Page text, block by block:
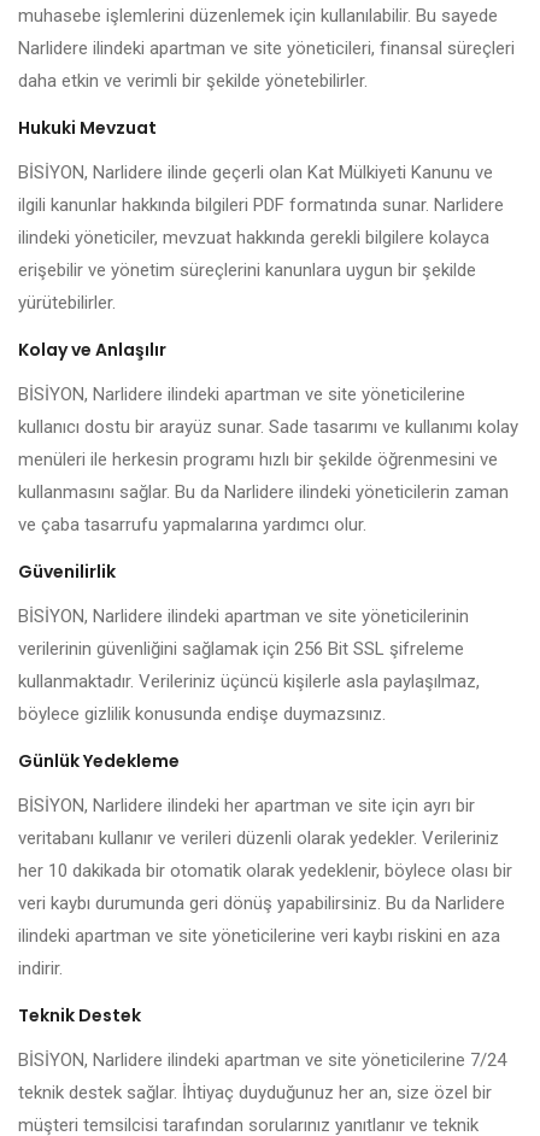
muhasebe işlemlerini düzenlemek için kullanılabilir. Bu sayede
Narlidere ilindeki apartman ve site yöneticileri, finansal süreçleri
daha etkin ve verimli bir şekilde yönetebilirler.
Hukuki Mevzuat
BİSİYON, Narlidere ilinde geçerli olan Kat Mülkiyeti Kanunu ve
ilgili kanunlar hakkında bilgileri PDF formatında sunar. Narlidere
ilindeki yöneticiler, mevzuat hakkında gerekli bilgilere kolayca
erişebilir ve yönetim süreçlerini kanunlara uygun bir şekilde
yürütebilirler.
Kolay ve Anlaşılır
BİSİYON, Narlidere ilindeki apartman ve site yöneticilerine
kullanıcı dostu bir arayüz sunar. Sade tasarımı ve kullanımı kolay
menüleri ile herkesin programı hızlı bir şekilde öğrenmesini ve
kullanmasını sağlar. Bu da Narlidere ilindeki yöneticilerin zaman
ve çaba tasarrufu yapmalarına yardımcı olur.
Güvenilirlik
BİSİYON, Narlidere ilindeki apartman ve site yöneticilerinin
verilerinin güvenliğini sağlamak için 256 Bit SSL şifreleme
kullanmaktadır. Verileriniz üçüncü kişilerle asla paylaşılmaz,
böylece gizlilik konusunda endişe duymazsınız.
Günlük Yedekleme
BİSİYON, Narlidere ilindeki her apartman ve site için ayrı bir
veritabanı kullanır ve verileri düzenli olarak yedekler. Verileriniz
her 10 dakikada bir otomatik olarak yedeklenir, böylece olası bir
veri kaybı durumunda geri dönüş yapabilirsiniz. Bu da Narlidere
ilindeki apartman ve site yöneticilerine veri kaybı riskini en aza
indirir.
Teknik Destek
BİSİYON, Narlidere ilindeki apartman ve site yöneticilerine 7/24
teknik destek sağlar. İhtiyaç duyduğunuz her an, size özel bir
müşteri temsilcisi tarafından sorularınız yanıtlanır ve teknik